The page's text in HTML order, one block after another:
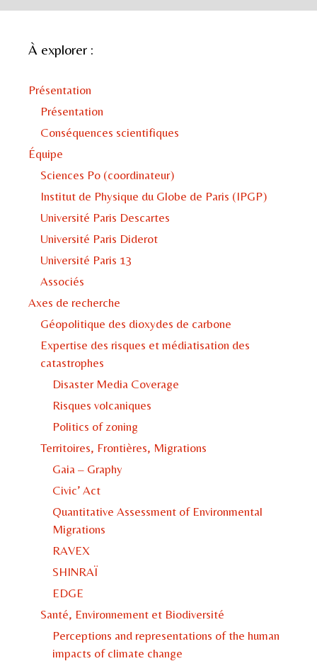
À explorer :
Présentation
Présentation
Conséquences scientifiques
Équipe
Sciences Po (coordinateur)
Institut de Physique du Globe de Paris (IPGP)
Université Paris Descartes
Université Paris Diderot
Université Paris 13
Associés
Axes de recherche
Géopolitique des dioxydes de carbone
Expertise des risques et médiatisation des
catastrophes
Disaster Media Coverage
Risques volcaniques
Politics of zoning
Territoires, Frontières, Migrations
Gaia – Graphy
Civic’ Act
Quantitative Assessment of Environmental
Migrations
RAVEX
SHINRAÏ
EDGE
Santé, Environnement et Biodiversité
Perceptions and representations of the human
impacts of climate change